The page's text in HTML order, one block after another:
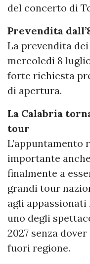
del concerto di
Prevendita
La prevendita
mercoledì 8
forte richiesta
di apertura.
La Calabria
tour
L’appuntamento
importante
finalmente a
grandi tour
agli
uno degli
2027 senza
fuori regione.